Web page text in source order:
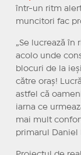
într-un ritm
muncitori fac
„Se lucrează în
acolo unde
blocuri de la
către oraș!
astfel că
iarna ce
mai mult
primarul Daniel